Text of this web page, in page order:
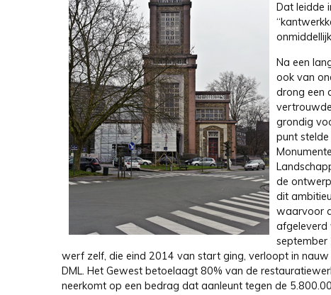
Dat leidde
Na een
ook van
drong een
grondig
punt
de
dit
waarvoor
afgeleverd
september
werf zelf, die eind 2014 van start ging, verloopt in
DML. Het Gewest betoelaagt 80% van de
neerkomt op een bedrag dat aanleunt tegen de